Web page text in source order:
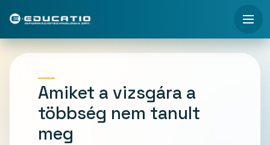
Amiket a vizsgára a
többség nem tanult
meg